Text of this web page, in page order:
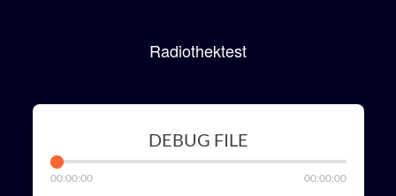
Radiothektest
DEBUG FILE
00:00:00 00:00:00